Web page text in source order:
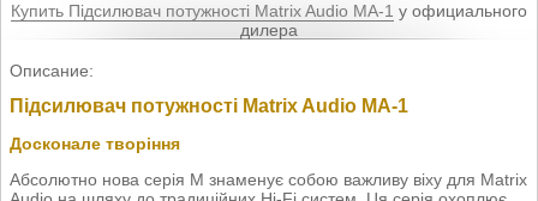
Купить Підсилювач потужності Matrix Audio MA-1 у официального
дилера
Описание:
Підсилювач потужності Matrix Audio MA-1
Досконале творіння
Абсолютно нова серія M знаменує собою важливу віху для Matrix